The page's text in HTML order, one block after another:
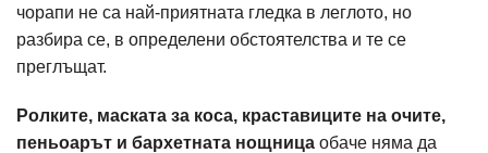
чорапи не са най-приятната гледка в леглото, но
разбира се, в определени обстоятелства и те се
преглъщат.
Ролките, маската за коса, краставиците на очите,
пеньоарът и бархетната нощница обаче няма да